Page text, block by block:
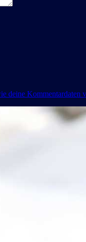
deine Kommentardaten